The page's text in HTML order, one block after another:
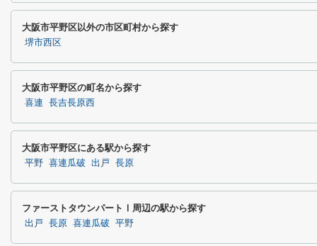
大阪市平野区以外の市区町村から探す
堺市西区
大阪市平野区の町名から探す
喜連 長吉長原西
大阪市平野区にある駅から探す
平野 喜連瓜破 出戸 長原
ファーストタウンパートⅠ周辺の駅から探す
出戸 長原 喜連瓜破 平野